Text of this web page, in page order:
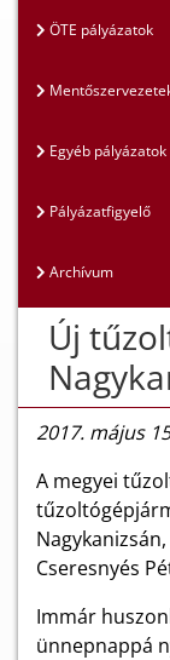
ÖTE pályázatok
Egyéb pályázatok
Pályázatfigyelő
Archívum
Új
2017. május
A megyei
Cseresnyés
Immár
ünnepnappá